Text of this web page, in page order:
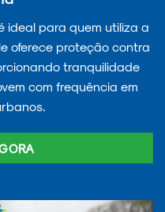
ideal para quem utiliza a
oferece proteção contra
tranquilidade
com frequência em